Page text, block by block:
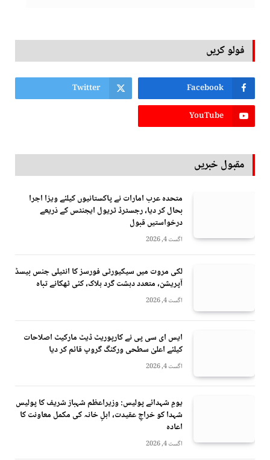
فولو کریں
Facebook
Twitter
YouTube
مقبول خبریں
متحدہ عرب امارات نے پاکستانیوں کیلئے ویزا اجرا
بحال کر دیا، رجسٹرڈ ٹریول ایجنٹس کے ذریعے
درخواستیں قبول
اگست 4, 2026
لکی مروت میں سیکیورٹی فورسز کا انٹیلی جنس بیسڈ
آپریشن، متعدد دہشت گرد ہلاک، کئی ٹھکانے تباہ
اگست 4, 2026
ایس ای سی پی نے کارپوریٹ ڈیٹ مارکیٹ اصلاحات
کیلئے اعلیٰ سطحی ورکنگ گروپ قائم کر دیا
اگست 4, 2026
یومِ شہدائے پولیس: وزیراعظم شہباز شریف کا پولیس
شہدا کو خراجِ عقیدت، اہلِ خانہ کی مکمل معاونت کا
اعادہ
اگست 4, 2026